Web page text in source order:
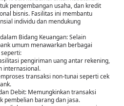
pengembangan usaha, dan kredit
bisnis. Fasilitas ini membantu
individu dan mendukung
Bidang Keuangan: Selain
umum menawarkan berbagai
pengiriman uang antar rekening,
internasional.
transaksi non-tunai seperti cek
Debit: Memungkinkan transaksi
pembelian barang dan jasa.